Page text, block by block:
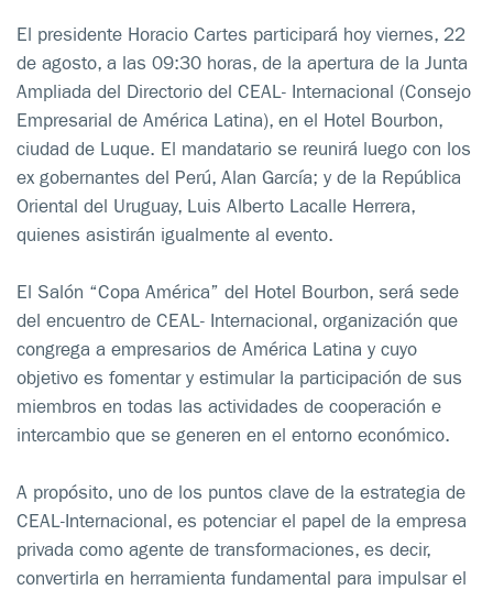
El presidente Horacio Cartes participará hoy viernes, 22
de agosto, a las 09:30 horas, de la apertura de la Junta
Ampliada del Directorio del CEAL- Internacional (Consejo
Empresarial de América Latina), en el Hotel Bourbon,
ciudad de Luque. El mandatario se reunirá luego con los
ex gobernantes del Perú, Alan García; y de la República
Oriental del Uruguay, Luis Alberto Lacalle Herrera,
quienes asistirán igualmente al evento.
El Salón “Copa América” del Hotel Bourbon, será sede
del encuentro de CEAL- Internacional, organización que
congrega a empresarios de América Latina y cuyo
objetivo es fomentar y estimular la participación de sus
miembros en todas las actividades de cooperación e
intercambio que se generen en el entorno económico.
A propósito, uno de los puntos clave de la estrategia de
CEAL-Internacional, es potenciar el papel de la empresa
privada como agente de transformaciones, es decir,
convertirla en herramienta fundamental para impulsar el